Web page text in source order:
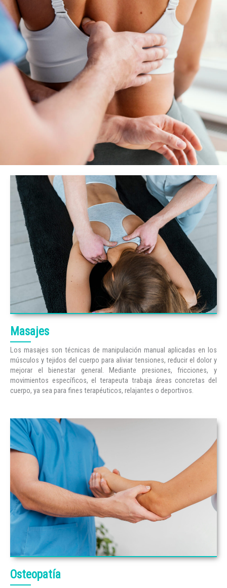
Masajes
Los masajes son técnicas de manipulación manual aplicadas en los
músculos y tejidos del cuerpo para aliviar tensiones, reducir el dolor y
mejorar el bienestar general. Mediante presiones, fricciones, y
movimientos específicos, el terapeuta trabaja áreas concretas del
cuerpo, ya sea para fines terapéuticos, relajantes o deportivos.
Osteopatía